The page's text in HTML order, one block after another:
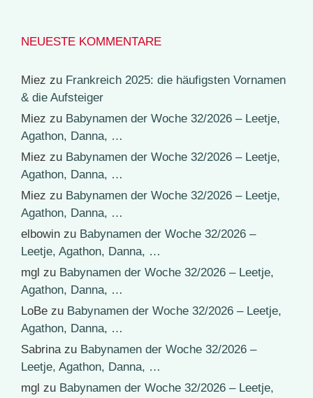
NEUESTE KOMMENTARE
Miez zu Frankreich 2025: die häufigsten Vornamen
& die Aufsteiger
Miez zu Babynamen der Woche 32/2026 – Leetje,
Agathon, Danna, …
Miez zu Babynamen der Woche 32/2026 – Leetje,
Agathon, Danna, …
Miez zu Babynamen der Woche 32/2026 – Leetje,
Agathon, Danna, …
elbowin zu Babynamen der Woche 32/2026 –
Leetje, Agathon, Danna, …
mgl zu Babynamen der Woche 32/2026 – Leetje,
Agathon, Danna, …
LoBe zu Babynamen der Woche 32/2026 – Leetje,
Agathon, Danna, …
Sabrinazu Babynamen der Woche 32/2026 –
Leetje, Agathon, Danna, …
mgl zu Babynamen der Woche 32/2026 – Leetje,